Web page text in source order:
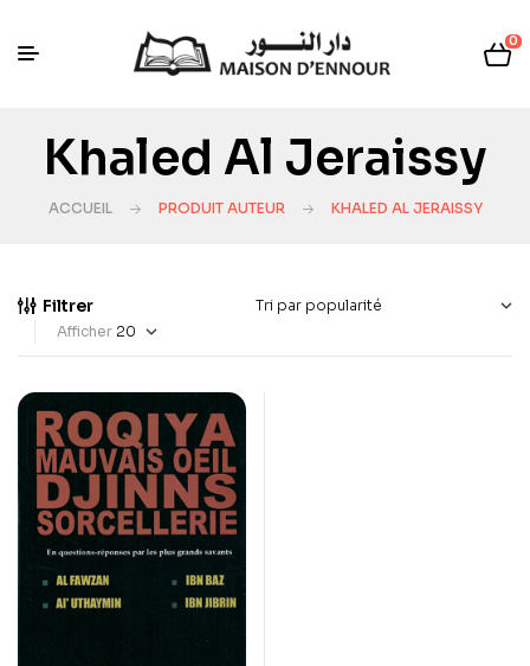
0
Khaled Al Jeraissy
ACCUEIL PRODUIT AUTEUR KHALED AL JERAISSY
Filtrer
Afficher